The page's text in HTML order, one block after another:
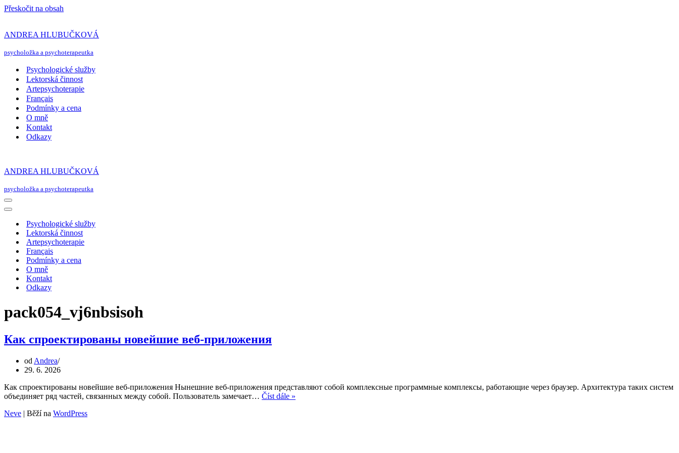
Přeskočit na obsah
ANDREA HLUBUČKOVÁ
psycholožka a psychoterapeutka
Psychologické služby
Lektorská činnost
Artepsychoterapie
Français
Podmínky a cena
O mně
Kontakt
Odkazy
ANDREA HLUBUČKOVÁ
psycholožka a psychoterapeutka
Navigační
menu
Navigační
Psychologické služby
Lektorská činnost
Artepsychoterapie
Français
Podmínky a cena
O mně
Kontakt
Odkazy
pack054_vj6nbsisoh
Как спроектированы новейшие веб-приложения
od Andrea
29. 6. 2026
Как спроектированы новейшие веб-приложения Нынешние веб-приложения представляют собой комплексные программные комплексы, работающие через браузер. Архитектура таких систем
объединяет ряд частей, связанных между собой. Пользователь замечает… Číst dále »
Neve | Běží na WordPress